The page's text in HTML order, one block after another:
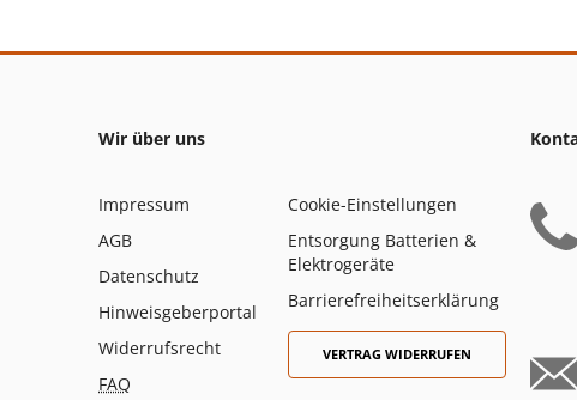
Wir über uns
Impressum
AGB
Datenschutz
Hinweisgeberportal
Widerrufsrecht
FAQ
Cookie-Einstellungen
Entsorgung Batterien &
Elektrogeräte
Barrierefreiheitserklärung
VERTRAG WIDERRUFEN